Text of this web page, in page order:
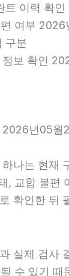
트 이력 확
여부
구분
보 확인
년05월
나는 현재
, 교합 불
확인한 뒤
실제 검
수 있기